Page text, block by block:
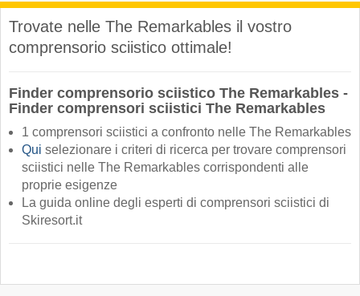
Trovate nelle The Remarkables il vostro
comprensorio sciistico ottimale!
Finder comprensorio sciistico The Remarkables -
Finder comprensori sciistici The Remarkables
1 comprensori sciistici a confronto nelle The Remarkables
Qui selezionare i criteri di ricerca per trovare comprensori
sciistici nelle The Remarkables corrispondenti alle
proprie esigenze
La guida online degli esperti di comprensori sciistici di
Skiresort.it